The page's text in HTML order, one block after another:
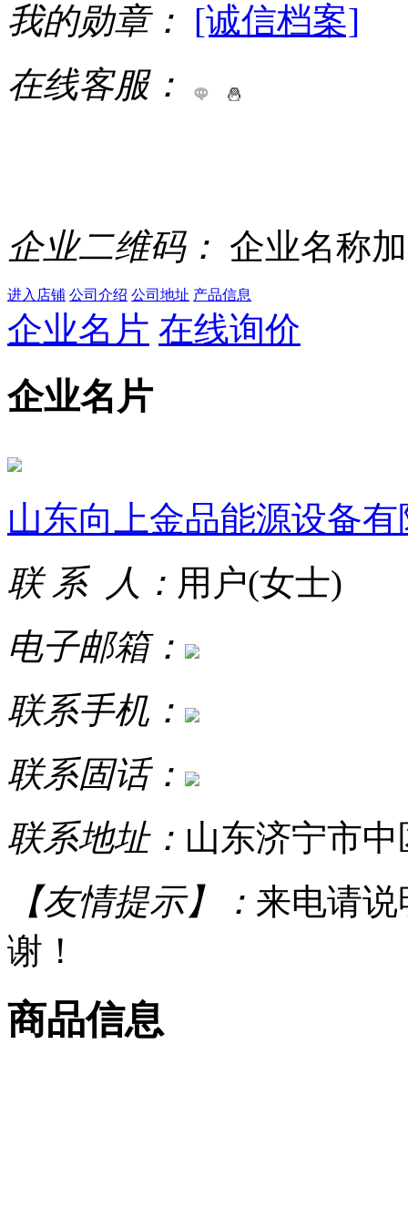
我的勋章： [诚信档案]
在线客服：
企业二维码： 企业名称
进入店铺 公司介绍 公司地址 产品信息
企业名片 在线询价
企业名片
山东向上金品能源设备
联 系 人： 用户(女士)
电子邮箱：
联系手机：
联系固话：
联系地址： 山东济宁市中
【友情提示】： 来电请
谢！
商品信息